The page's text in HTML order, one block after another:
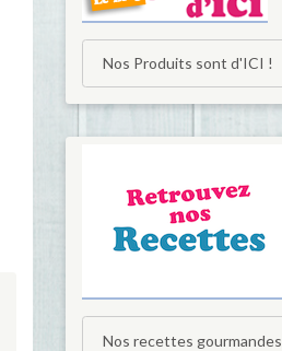
Nos Produits sont d'ICI !
Nos recettes gourmandes